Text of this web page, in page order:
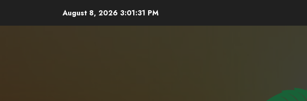
August 8, 2026 3:01:33 PM